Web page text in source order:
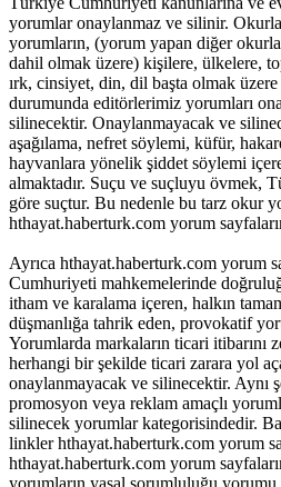
yorumlar onaylanmaz ve silinir.
yorumların, (yorum yapan diğer
dahil olmak üzere) kişilere, ülkelere,
ırk, cinsiyet, din, dil başta olmak üzere
durumunda editörlerimiz yorumları
silinecektir. Onaylanmayacak ve
aşağılama, nefret söylemi, küfür,
hayvanlara yönelik şiddet söylemi
almaktadır. Suçu ve suçluyu övmek,
göre suçtur. Bu nedenle bu tarz okur
hthayat.haberturk.com yorum
Ayrıca hthayat.haberturk.com yorum
Cumhuriyeti mahkemelerinde
itham ve karalama içeren, halkın
düşmanlığa tahrik eden, provokatif
Yorumlarda markaların ticari itibarını
herhangi bir şekilde ticari zarara yol
onaylanmayacak ve silinecektir. Aynı
promosyon veya reklam amaçlı
silinecek yorumlar kategorisindedir.
linkler hthayat.haberturk.com yorum
hthayat.haberturk.com yorum
yorumların yasal sorumluluğu